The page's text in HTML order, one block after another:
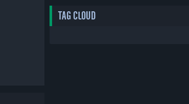
TAG CLOUD